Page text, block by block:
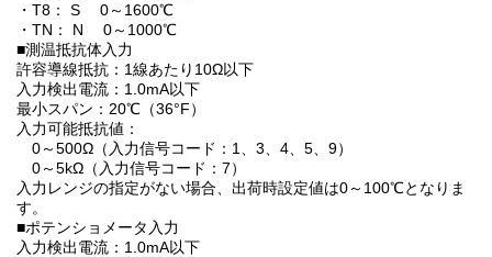
・T8： S 0～1600℃
・TN： N 0～1000℃
■測温抵抗体入力
許容導線抵抗：1線あたり10Ω以下
入力検出電流：1.0mA以下
最小スパン：20℃（36°F）
入力可能抵抗値：
0～500Ω（入力信号コード：1、3、4、5、9）
0～5kΩ（入力信号コード：7）
入力レンジの指定がない場合、出荷時設定値は0～100℃となりま
す。
■ポテンショメータ入力
入力検出電流：1.0mA以下